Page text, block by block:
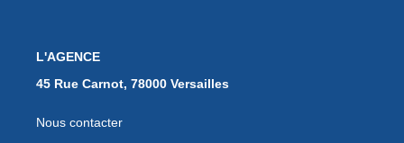
L'AGENCE
45 Rue Carnot, 78000 Versailles
Nous contacter